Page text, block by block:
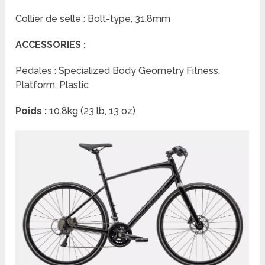
Collier de selle : Bolt-type, 31.8mm
ACCESSORIES :
Pédales : Specialized Body Geometry Fitness,
Platform, Plastic
Poids : 10.8kg (23 lb, 13 oz)